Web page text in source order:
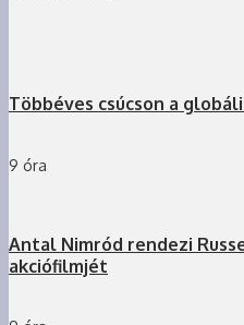
Többéves csúcson a
9 óra
Antal Nimród rendezi
akciófilmjét